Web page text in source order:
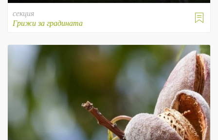

секция
Грижи за градината